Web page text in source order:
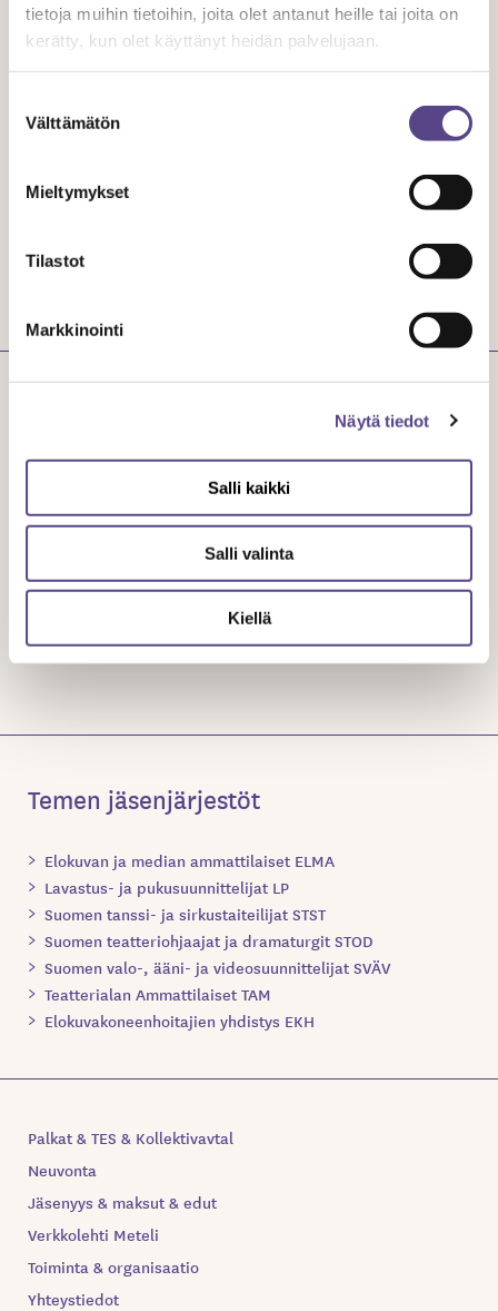
tietoja muihin tietoihin, joita olet antanut heille tai joita on
kerätty, kun olet käyttänyt heidän palvelujaan.
valinta
Välttämätön
Mieltymykset
Tilastot
Markkinointi
Näytä tiedot
Salli kaikki
Salli valinta
Kiellä
NIMI
Käyntiosoite: John Stenbergin ranta 6, 00530 Helsinki, 4.
(Sisään meren puolelta Kuljetusliittojen ovesta)
VALMISTAUDU YHTEYDENOTTOON
YHTEYSTIEDOT
Temen jäsenjärjestöt
Elokuvan ja median ammattilaiset ELMA
Lavastus- ja pukusuunnittelijat LP
Suomen tanssi- ja sirkustaiteilijat STST
Suomen teatteriohjaajat ja dramaturgit STOD
Suomen valo-, ääni- ja videosuunnittelijat SVÄV
Teatterialan Ammattilaiset TAM
Elokuvakoneenhoitajien yhdistys EKH
Palkat & TES & Kollektivavtal
Neuvonta
Jäsenyys & maksut & edut
Verkkolehti Meteli
Toiminta & organisaatio
Yhteystiedot